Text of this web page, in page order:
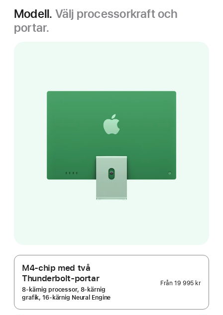
Modell. Välj processorkraft och
portar.
M4-chip med två
Thunderbolt-portar
8‑kärnig processor, 8‑kärnig
grafik, 16‑kärnig Neural Engine
Från19 995 kr